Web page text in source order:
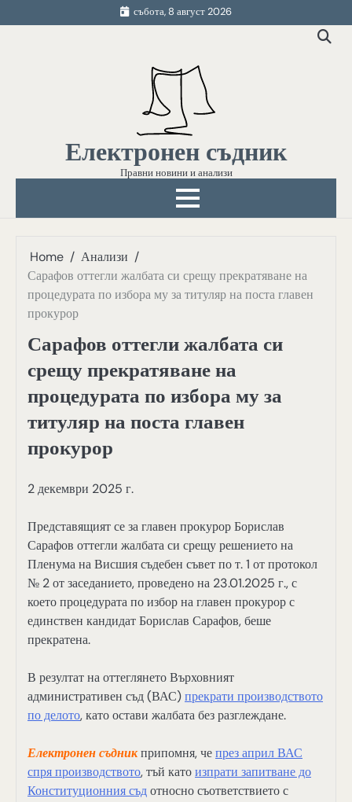
to
събота, 8 август 2026
Електронен съдник
Правни новини и анализи
Home
Анализи
Сарафов оттегли жалбата си срещу прекратяване на
процедурата по избора му за титуляр на поста главен
прокурор
Сарафов оттегли жалбата си
срещу прекратяване на
процедурата по избора му за
титуляр на поста главен
прокурор
2 декември 2025 г.
Представящият се за главен прокурор Борислав
Сарафов оттегли жалбата си срещу решението на
Пленума на Висшия съдебен съвет по т. 1 от протокол
№ 2 от заседанието, проведено на 23.01.2025 г., с
което процедурата по избор на главен прокурор с
единствен кандидат Борислав Сарафов, беше
прекратена.
В резултат на оттеглянето Върховният
административен съд (ВАС)прекрати производството
по делото, като остави жалбата без разглеждане.
Електронен съдникприпомня, чепрез април ВАС
спря производството, тъй катоизпрати запитване до
Конституционния съдотносно съответствието с